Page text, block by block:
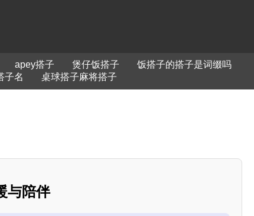
apey搭子 煲仔饭搭子
饭搭子的搭子是词缀吗
子名 桌球搭子麻将搭子
与陪伴